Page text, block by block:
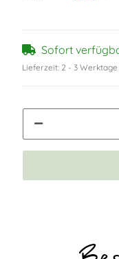
Sofort
Lieferzeit: 2 - 3 Werktage